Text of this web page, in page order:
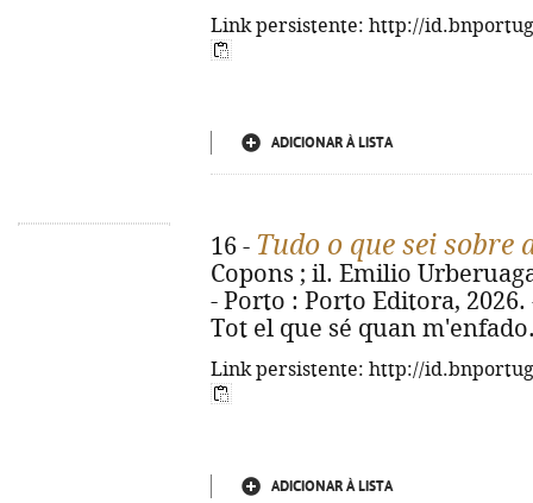
Link persistente: http://
ADICIONAR À LISTA
16 - Tudo o que sei sobre
Copons ; il. Emilio
- Porto : Porto Editora,
Tot el que sé quan
Link persistente: http://
ADICIONAR À LISTA